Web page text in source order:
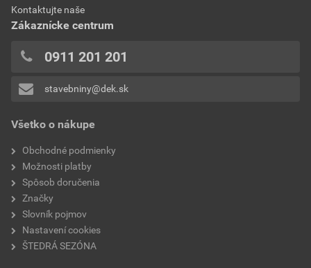
0,24 EUR
bez DPH za ks
Pridávať hodnotenie môže iba prihlásený užívateľ.
Všetko o nákupe
Obchodné podmienky
Možnosti platby
Spôsob doručenia
Značky
Slovník pojmov
Nastavení cookies
ŠTEDRÁ SEZÓNA
Kontaktujte naše
Zákaznícke centrum
0911 201 201
stavebniny@dek.sk